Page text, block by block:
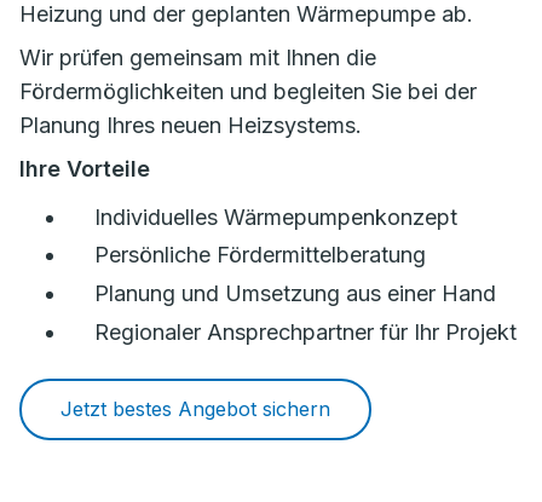
Heizung und der geplanten Wärmepumpe ab.
Wir prüfen gemeinsam mit Ihnen die
Fördermöglichkeiten und begleiten Sie bei der
Planung Ihres neuen Heizsystems.
Ihre Vorteile
Individuelles Wärmepumpenkonzept
Persönliche Fördermittelberatung
Planung und Umsetzung aus einer Hand
Regionaler Ansprechpartner für Ihr Projekt
Jetzt bestes Angebot sichern